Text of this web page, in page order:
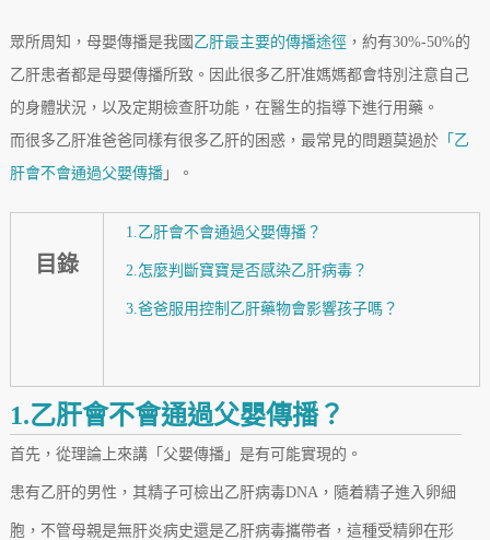
眾所周知，母嬰傳播是我國 乙肝最主要的傳播途徑 ，約有30%-50%的
乙肝患者都是母嬰傳播所致。因此很多乙肝准媽媽都會特別注意自己
的身體狀況，以及定期檢查肝功能，在醫生的指導下進行用藥。
而很多乙肝准爸爸同樣有很多乙肝的困惑，最常見的問題莫過於「乙
肝會不會通過父嬰傳播」。
目錄
1.乙肝會不會通過父嬰傳播？
2.怎麼判斷寶寶是否感染乙肝病毒？
3.爸爸服用控制乙肝藥物會影響孩子嗎？
1.乙肝會不會通過父嬰傳播？
首先，從理論上來講「父嬰傳播」是有可能實現的。
患有乙肝的男性，其精子可檢出乙肝病毒DNA，隨着精子進入卵細
胞，不管母親是無肝炎病史還是乙肝病毒攜帶者，這種受精卵在形